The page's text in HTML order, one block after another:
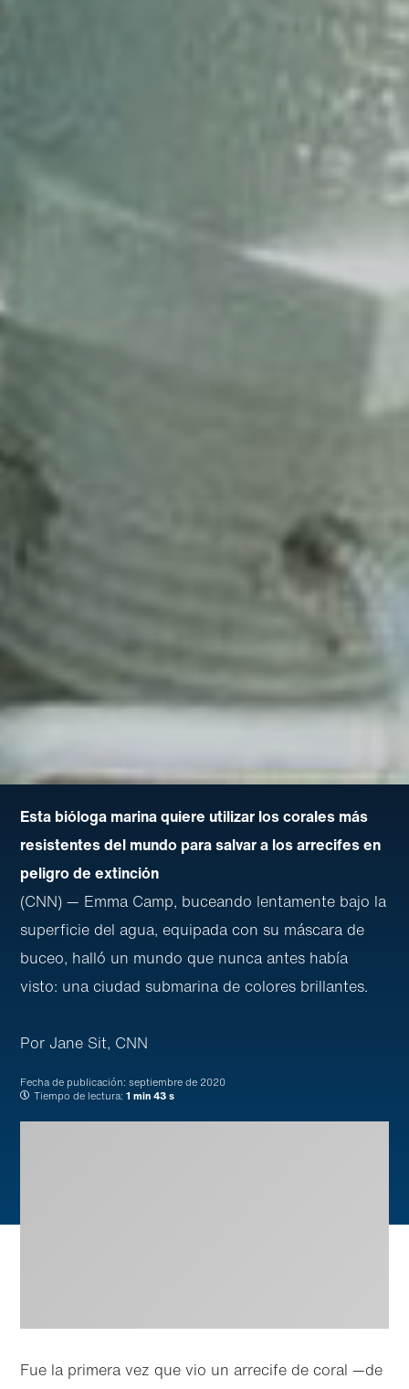
Esta bióloga marina quiere utilizar los corales más
resistentes del mundo para salvar a los arrecifes en
peligro de extinción
(CNN) — Emma Camp, buceando lentamente bajo la
superficie del agua, equipada con su máscara de
buceo, halló un mundo que nunca antes había
visto: una ciudad submarina de colores brillantes.
Por Jane Sit, CNN
Fecha de publicación: septiembre de 2020
Tiempo de lectura: 1 min 43 s
Fue la primera vez que vio un arrecife de coral —de